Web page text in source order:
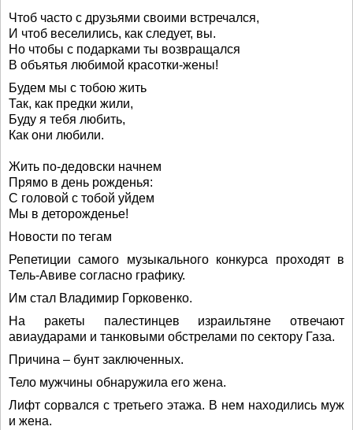
Чтоб часто с друзьями своими встречался,
И чтоб веселились, как следует, вы.
Но чтобы с подарками ты возвращался
В объятья любимой красотки-жены!
Будем мы с тобою жить
Так, как предки жили,
Буду я тебя любить,
Как они любили.
Жить по-дедовски начнем
Прямо в день рожденья:
С головой с тобой уйдем
Мы в деторожденье!
Новости по тегам
Репетиции самого музыкального конкурса проходят в
Тель-Авиве согласно графику.
Им стал Владимир Горковенко.
На ракеты палестинцев израильтяне отвечают
авиаударами и танковыми обстрелами по сектору Газа.
Причина – бунт заключенных.
Тело мужчины обнаружила его жена.
Лифт сорвался с третьего этажа. В нем находились муж
и жена.